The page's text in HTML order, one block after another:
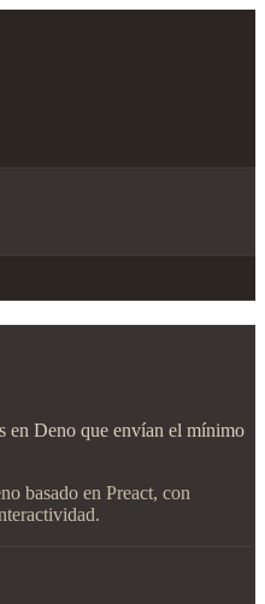
en Deno que envían el mínimo
basado en Preact, con